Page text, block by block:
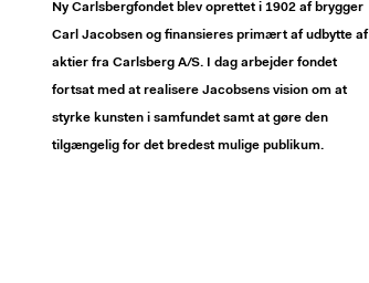
Ny Carlsbergfondet blev oprettet i 1902 af brygger
Carl Jacobsen og finansieres primært af udbytte af
aktier fra Carlsberg A/S. I dag arbejder fondet
fortsat med at realisere Jacobsens vision om at
styrke kunsten i samfundet samt at gøre den
tilgængelig for det bredest mulige publikum.